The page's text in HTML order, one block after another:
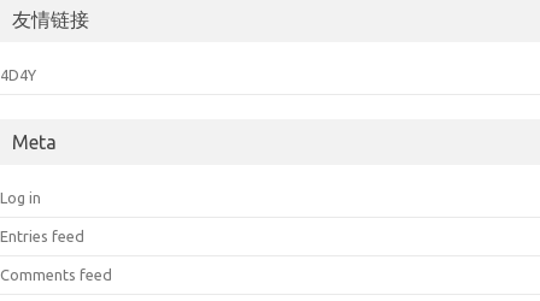
友情链接
4D4Y
Meta
Log in
Entries feed
Comments feed